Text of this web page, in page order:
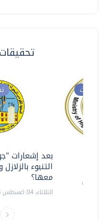
بعد إشعارات
التنبوء
معها؟
الثلاثاء، 04 اغسطس 2026 04:04 م
وحوارات